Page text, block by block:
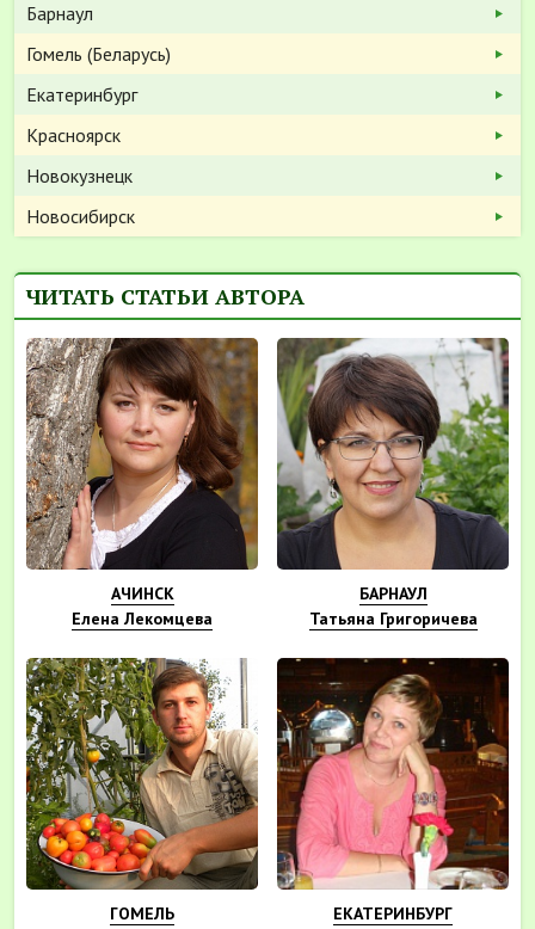
Барнаул
Гомель (Беларусь)
Екатеринбург
Красноярск
Новокузнецк
Новосибирск
ЧИТАТЬ СТАТЬИ АВТОРА
АЧИНСК
Елена Лекомцева
БАРНАУЛ
Татьяна Григоричева
ГОМЕЛЬ
ЕКАТЕРИНБУРГ